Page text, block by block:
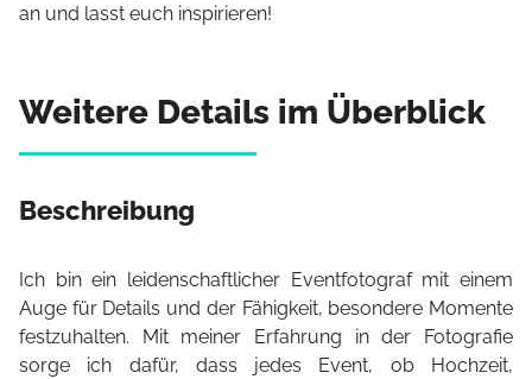
an und lasst euch inspirieren!
Weitere Details im Überblick
Beschreibung
Ich bin ein leidenschaftlicher Eventfotograf mit einem
Auge für Details und der Fähigkeit, besondere Momente
festzuhalten. Mit meiner Erfahrung in der Fotografie
sorge ich dafür, dass jedes Event, ob Hochzeit,